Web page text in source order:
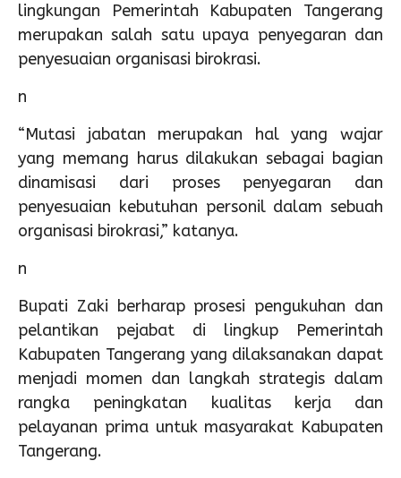
lingkungan Pemerintah Kabupaten Tangerang
merupakan salah satu upaya penyegaran dan
penyesuaian organisasi birokrasi.
n
“Mutasi jabatan merupakan hal yang wajar
yang memang harus dilakukan sebagai bagian
dinamisasi dari proses penyegaran dan
penyesuaian kebutuhan personil dalam sebuah
organisasi birokrasi,” katanya.
n
Bupati Zaki berharap prosesi pengukuhan dan
pelantikan pejabat di lingkup Pemerintah
Kabupaten Tangerang yang dilaksanakan dapat
menjadi momen dan langkah strategis dalam
rangka peningkatan kualitas kerja dan
pelayanan prima untuk masyarakat Kabupaten
Tangerang.